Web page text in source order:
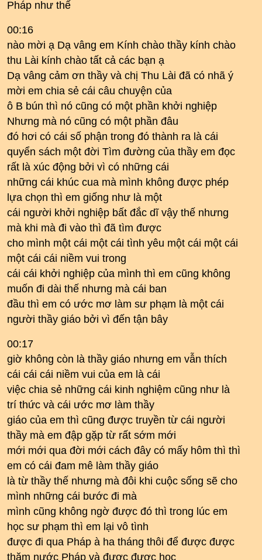
Pháp như thế
00:16
nào mời ạ Dạ vâng em Kính chào thầy kính chào
thu Lài kính chào tất cả các bạn ạ
Dạ vâng cảm ơn thầy và chị Thu Lài đã có nhã ý
mời em chia sẻ cái câu chuyện của
ô B bún thì nó cũng có một phần khởi nghiệp
Nhưng mà nó cũng có một phần đâu
đó hơi có cái số phận trong đó thành ra là cái
quyển sách một đời Tìm đường của thầy em đọc
rất là xúc động bởi vì có những cái
những cái khúc cua mà mình không được phép
lựa chọn thì em giống như là một
cái người khởi nghiệp bất đắc dĩ vậy thế nhưng
mà khi mà đi vào thì đã tìm được
cho mình một cái một cái tình yêu một cái một cái
một cái cái niềm vui trong
cái cái khởi nghiệp của mình thì em cũng không
muốn đi dài thế nhưng mà cái ban
đầu thì em có ước mơ làm sư phạm là một cái
người thầy giáo bởi vì đến tận bây
00:17
giờ không còn là thầy giáo nhưng em vẫn thích
cái cái cái niềm vui của em là cái
việc chia sẻ những cái kinh nghiệm cũng như là
trí thức và cái ước mơ làm thầy
giáo của em thì cũng được truyền từ cái người
thầy mà em đập gặp từ rất sớm mới
mới mới qua đời mới cách đây có mấy hôm thì thì
em có cái đam mê làm thầy giáo
là từ thầy thế nhưng mà đôi khi cuộc sống sẽ cho
mình những cái bước đi mà
mình cũng không ngờ được đó thì trong lúc em
học sư phạm thì em lại vô tình
được đi qua Pháp à ha tháng thôi để được được
thăm nước Pháp và được được học